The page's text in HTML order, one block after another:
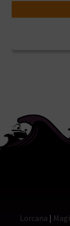
Lorcana